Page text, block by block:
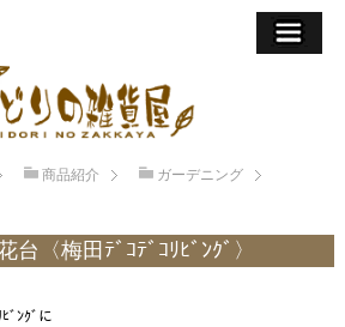
商品紹介
ガーデニング
台〈梅田ﾃﾞｺﾃﾞｺﾘﾋﾞﾝｸﾞ〉
ﾞﾝｸﾞに